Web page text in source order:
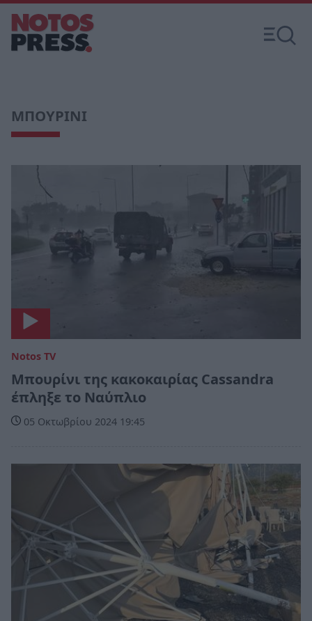
ΜΠΟΥΡΙΝΙ
Notos TV
Μπουρίνι της κακοκαιρίας Cassandra
έπληξε το Ναύπλιο
05 Οκτωβρίου 2024 19:45